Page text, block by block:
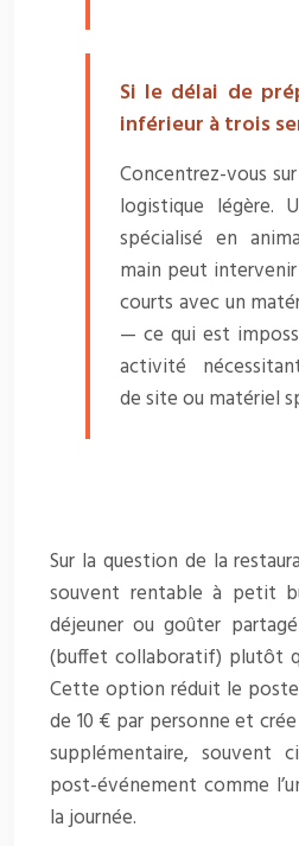
Si le délai de
inférieur à trois
Concentrez-vous
logistique légère.
spécialisé en
main peut
courts avec un
— ce qui est
activité
de site ou matériel
Sur la question de la
souvent rentable à petit
déjeuner ou goûter
(buffet collaboratif) plutôt
Cette option réduit le
de 10 € par personne et
supplémentaire, souvent
post-événement comme
la journée.